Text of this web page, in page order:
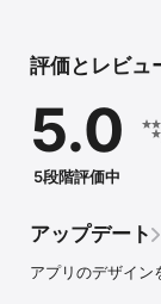
◎主な機能
●アプリからいつ
希望のメニュー
●会員証やポイン
を読むことでスタ
●次回来店日登録
評価とレビュ
5.0
5段階評価中
アップデート
アプリのデザイン